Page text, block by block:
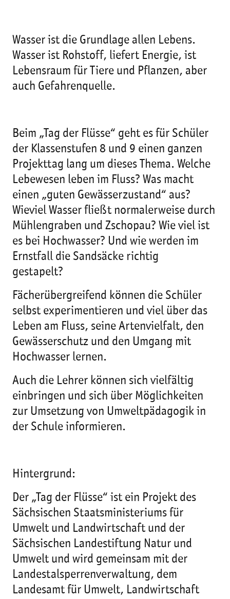
Wasser ist die Grundlage allen Lebens.
Wasser ist Rohstoff, liefert Energie, ist
Lebensraum für Tiere und Pflanzen, aber
auch Gefahrenquelle.
Beim „Tag der Flüsse“ geht es für Schüler
der Klassenstufen 8 und 9 einen ganzen
Projekttag lang um dieses Thema. Welche
Lebewesen leben im Fluss? Was macht
einen „guten Gewässerzustand“ aus?
Wieviel Wasser fließt normalerweise durch
Mühlengraben und Zschopau? Wie viel ist
es bei Hochwasser? Und wie werden im
Ernstfall die Sandsäcke richtig
gestapelt?
Fächerübergreifend können die Schüler
selbst experimentieren und viel über das
Leben am Fluss, seine Artenvielfalt, den
Gewässerschutz und den Umgang mit
Hochwasser lernen.
Auch die Lehrer können sich vielfältig
einbringen und sich über Möglichkeiten
zur Umsetzung von Umweltpädagogik in
der Schule informieren.
Hintergrund:
Der „Tag der Flüsse“ ist ein Projekt des
Sächsischen Staatsministeriums für
Umwelt und Landwirtschaft und der
Sächsischen Landestiftung Natur und
Umwelt und wird gemeinsam mit der
Landestalsperrenverwaltung, dem
Landesamt für Umwelt, Landwirtschaft